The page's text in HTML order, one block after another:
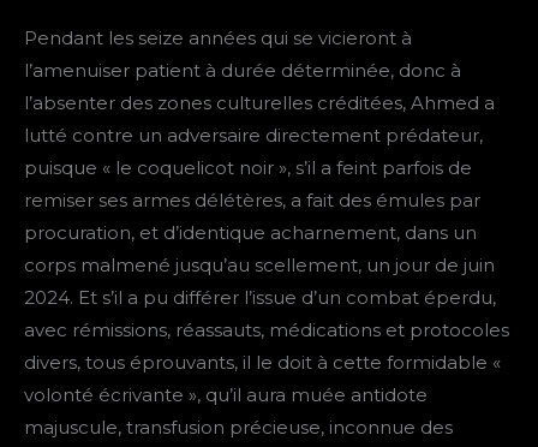
Pendant les seize années qui se vicieront à
l’amenuiser patient à durée déterminée, donc à
l’absenter des zones culturelles créditées, Ahmed a
lutté contre un adversaire directement prédateur,
puisque « le coquelicot noir », s’il a feint parfois de
remiser ses armes délétères, a fait des émules par
procuration, et d’identique acharnement, dans un
corps malmené jusqu’au scellement, un jour de juin
2024. Et s’il a pu différer l’issue d’un combat éperdu,
avec rémissions, réassauts, médications et protocoles
divers, tous éprouvants, il le doit à cette formidable «
volonté écrivante », qu’il aura muée antidote
majuscule, transfusion précieuse, inconnue des